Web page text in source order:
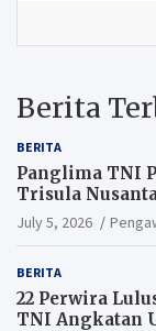
Berita
BERITA
Panglima TNI
Trisula
Perang Modern
July 5, 2026
BERITA
22 Perwira
TNI Angkatan